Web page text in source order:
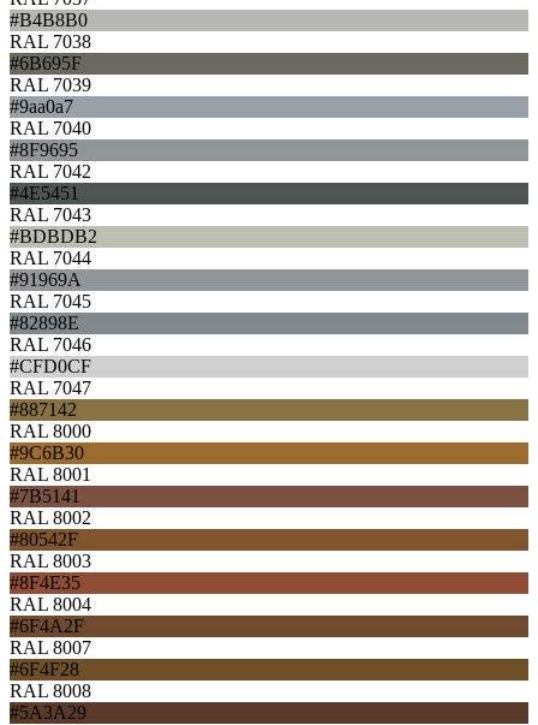
#B4B8B0
RAL 7038
#6B695F
RAL 7039
#9aa0a7
RAL 7040
#8F9695
RAL 7042
#4E5451
RAL 7043
#BDBDB2
RAL 7044
#91969A
RAL 7045
#82898E
RAL 7046
#CFD0CF
RAL 7047
#887142
RAL 8000
#9C6B30
RAL 8001
#7B5141
RAL 8002
#80542F
RAL 8003
#8F4E35
RAL 8004
#6F4A2F
RAL 8007
#6F4F28
RAL 8008
#5A3A29